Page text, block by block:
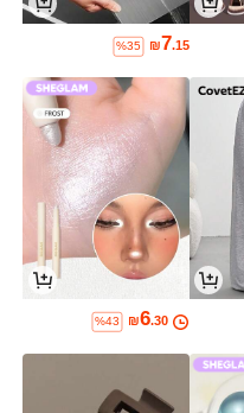
₪7.15
%35
₪6.30
%43